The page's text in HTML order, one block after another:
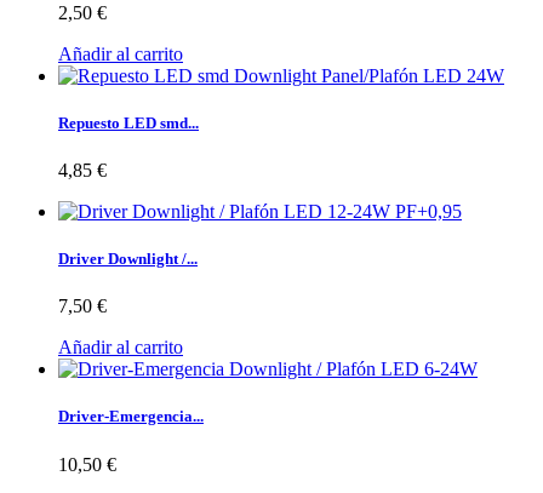
2,50 €
Añadir al carrito
Repuesto LED smd...
4,85 €
Driver Downlight /...
7,50 €
Añadir al carrito
Driver-Emergencia...
10,50 €